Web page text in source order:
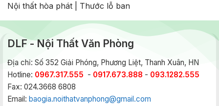
Nội thất hòa phát
Thước lỗ ban
DLF - Nội Thất Văn Phòng
Địa chỉ: Số 352 Giải Phóng, Phương Liệt, Thanh Xuân, HN
Hotline: 0967.317.555 - 0917.673.888 - 093.1282.555
Fax: 024.3668 6808
Email: baogia.noithatvanphong@gmail.com